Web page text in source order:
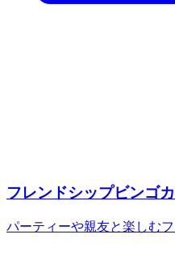
フレンドシップビンゴ
パーティーや親友と楽しむ